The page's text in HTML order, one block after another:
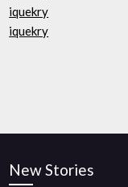
iquekry
iquekry
New Stories